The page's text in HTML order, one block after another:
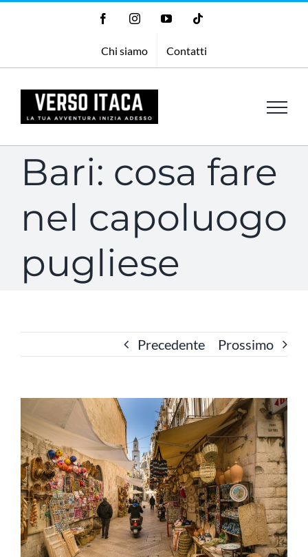
FacebookInstagramYouTube
Chi siamo Contatti
Bari: cosa fare
nel capoluogo
pugliese
Precedente Prossimo
Ingrandisci
immagine